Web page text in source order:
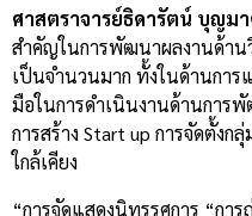
ศาสตราจารย์ธิดารัตน์ บุญม
สำคัญในการพัฒนาผลงานด้าน
เป็นจำนวนมาก ทั้งในด้านกา
มือในการดำเนินงานด้านการ
การสร้าง Start up การจัดตั้ง
ใกล้เคียง
“การจัดแสดงนิทรรศการ “กา